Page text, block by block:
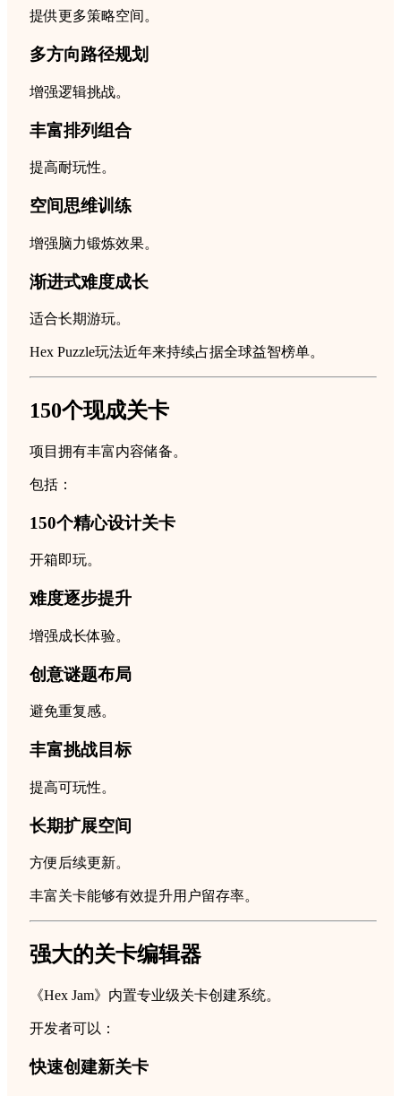
提供更多策略空间。
多方向路径规划
增强逻辑挑战。
丰富排列组合
提高耐玩性。
空间思维训练
增强脑力锻炼效果。
渐进式难度成长
适合长期游玩。
Hex Puzzle玩法近年来持续占据全球益智榜单。
150个现成关卡
项目拥有丰富内容储备。
包括：
150个精心设计关卡
开箱即玩。
难度逐步提升
增强成长体验。
创意谜题布局
避免重复感。
丰富挑战目标
提高可玩性。
长期扩展空间
方便后续更新。
丰富关卡能够有效提升用户留存率。
强大的关卡编辑器
《Hex Jam》内置专业级关卡创建系统。
开发者可以：
快速创建新关卡